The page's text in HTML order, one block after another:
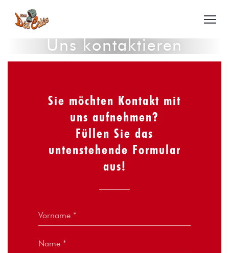
Uns kontaktieren
Sie möchten Kontakt mit
uns aufnehmen?
Füllen Sie das
untenstehende Formular
aus!